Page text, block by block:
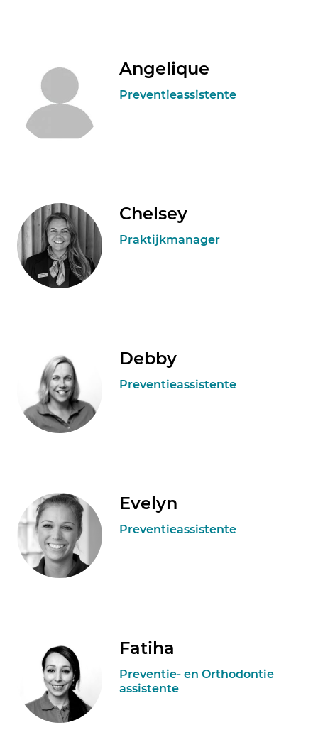
Angelique
Preventieassistente
Chelsey
Praktijkmanager
Debby
Preventieassistente
Evelyn
Preventieassistente
Fatiha
Preventie- en Orthodontie
assistente